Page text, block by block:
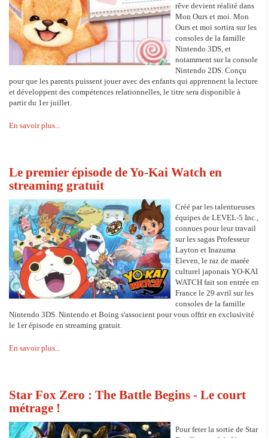
rêve devient réalité dans
Mon Ours et moi. Mon
Ours et moi sortira sur les
consoles de la famille
Nintendo 3DS, et
notamment sur la console
Nintendo 2DS. Conçu
pour que les parents puissent jouer avec des enfants qui apprennent la lecture
et développent des compétences relationnelles, le titre sera disponible à
partir du 1er juillet.
En savoir plus...
Le premier épisode de Yo-Kai Watch en
streaming gratuit
Créé par les talentueuses
équipes de LEVEL-5 Inc.,
connues pour leur travail
sur les sagas Professeur
Layton et Inazuma
Eleven, le raz de marée
culturel japonais YO-KAI
WATCH fait son entrée en
France le 29 avril sur les
consoles de la famille
Nintendo 3DS. Nintendo et Boing s'associent pour vous offrir en exclusivité
le 1er épisode en streaming gratuit.
En savoir plus...
Star Fox Zero : The Battle Begins - Le court
métrage !
Pour feter la sortie de Star